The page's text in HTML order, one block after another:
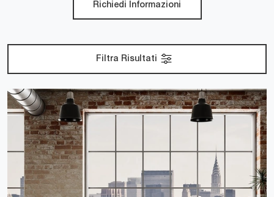
Richiedi Informazioni
Filtra Risultati